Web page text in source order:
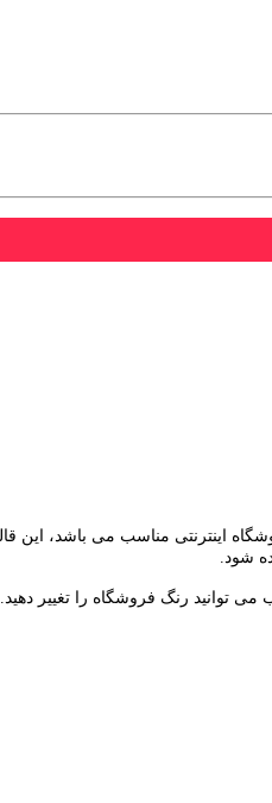
شود.
توانید رنگ فروشگاه را تغییر دهید.